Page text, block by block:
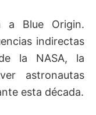
a Blue Origin.
indirectas
la NASA, la
astronautas
esta década.